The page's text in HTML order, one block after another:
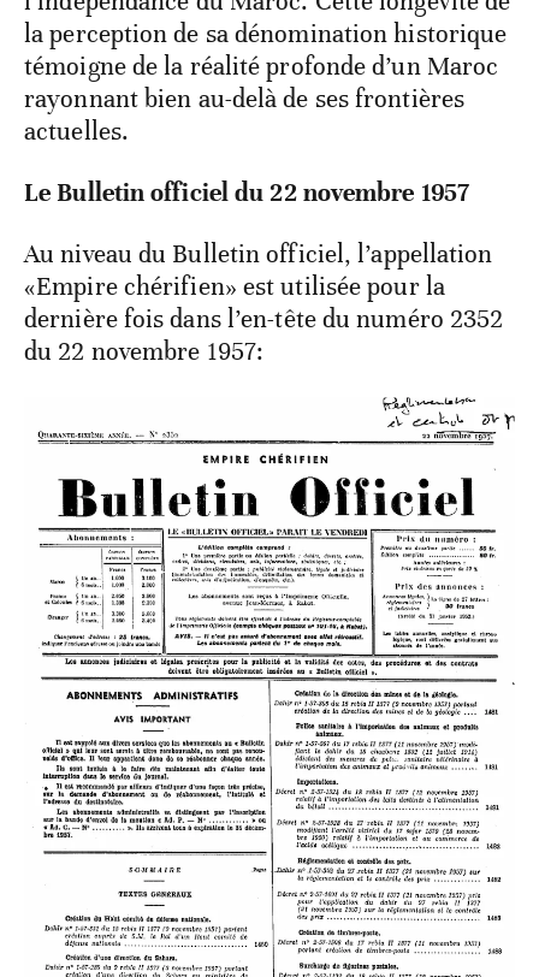
la perception de sa dénomination historique
témoigne de la réalité profonde d’un Maroc
rayonnant bien au-delà de ses frontières
actuelles.
Le Bulletin officiel du 22 novembre 1957
Au niveau du Bulletin officiel, l’appellation
«Empire chérifien» est utilisée pour la
dernière fois dans l’en-tête du numéro 2352
du 22 novembre 1957: